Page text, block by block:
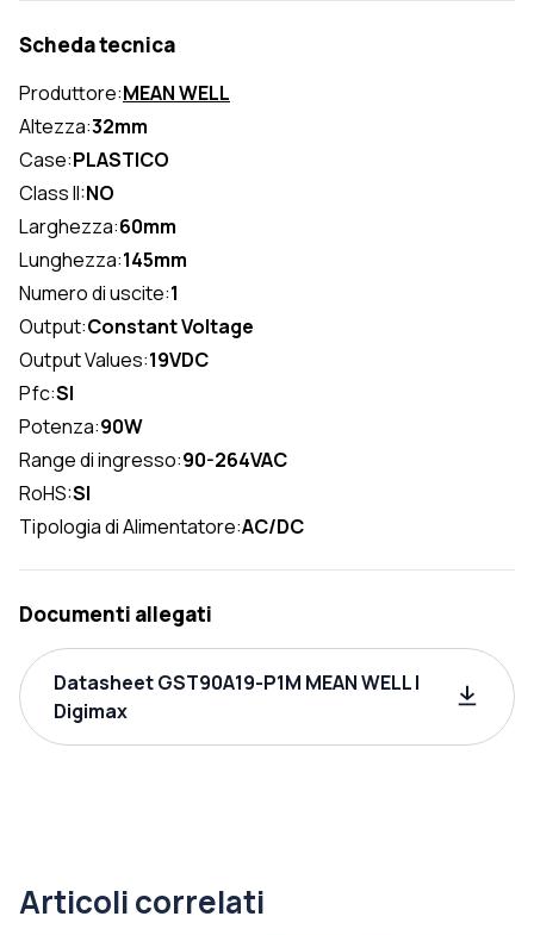
Scheda tecnica
Produttore:MEAN WELL
Altezza:32mm
Case:PLASTICO
Class II:NO
Larghezza:60mm
Lunghezza:145mm
Numero di uscite:1
Output:Constant Voltage
Output Values:19VDC
Pfc:SI
Potenza:90W
Range di ingresso:90-264VAC
RoHS:SI
Tipologia di Alimentatore:AC/DC
Documenti allegati
Datasheet GST90A19-P1M MEAN WELL |
Digimax
Articoli correlati